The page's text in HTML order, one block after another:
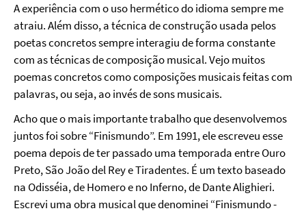
A experiência com o uso hermético do idioma sempre me
atraiu. Além disso, a técnica de construção usada pelos
poetas concretos sempre interagiu de forma constante
com as técnicas de composição musical. Vejo muitos
poemas concretos como composições musicais feitas com
palavras, ou seja, ao invés de sons musicais.
Acho que o mais importante trabalho que desenvolvemos
juntos foi sobre “Finismundo”. Em 1991, ele escreveu esse
poema depois de ter passado uma temporada entre Ouro
Preto, São João del Rey e Tiradentes. É um texto baseado
na Odisséia, de Homero e no Inferno, de Dante Alighieri.
Escrevi uma obra musical que denominei “Finismundo -